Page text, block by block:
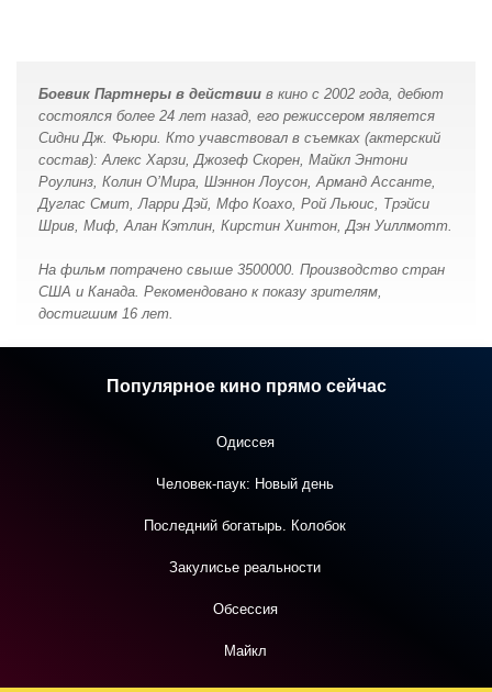
Боевик Партнеры в действии в кино с 2002 года, дебют
состоялся более 24 лет назад, его режиссером является
Сидни Дж. Фьюри. Кто учавствовал в съемках (актерский
состав): Алекс Харзи, Джозеф Скорен, Майкл Энтони
Роулинз, Колин О’Мира, Шэннон Лоусон, Арманд Ассанте,
Дуглас Смит, Ларри Дэй, Мфо Коахо, Рой Льюис, Трэйси
Шрив, Миф, Алан Кэтлин, Кирстин Хинтон, Дэн Уиллмотт.
На фильм потрачено свыше 3500000. Производство стран
США и Канада. Рекомендовано к показу зрителям,
достигшим 16 лет.
Популярное кино прямо сейчас
Одиссея
Человек-паук: Новый день
Последний богатырь. Колобок
Закулисье реальности
Обсессия
Майкл